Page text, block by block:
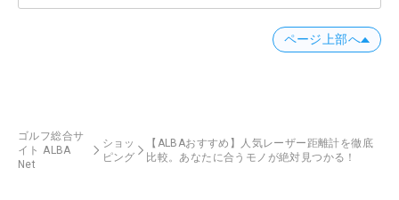
ページ上部へ
ゴルフ総合サ
イト ALBA
Net
ショッ
ピング
【ALBAおすすめ】人気レーザー距離計を徹底
比較。あなたに合うモノが絶対見つかる！